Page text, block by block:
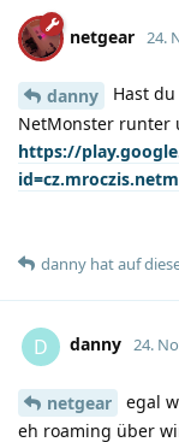
netgear 24.
danny
Hast
NetMonster runter
https://
danny hatauf
D danny 24.
netgear
egal
eh roaming über